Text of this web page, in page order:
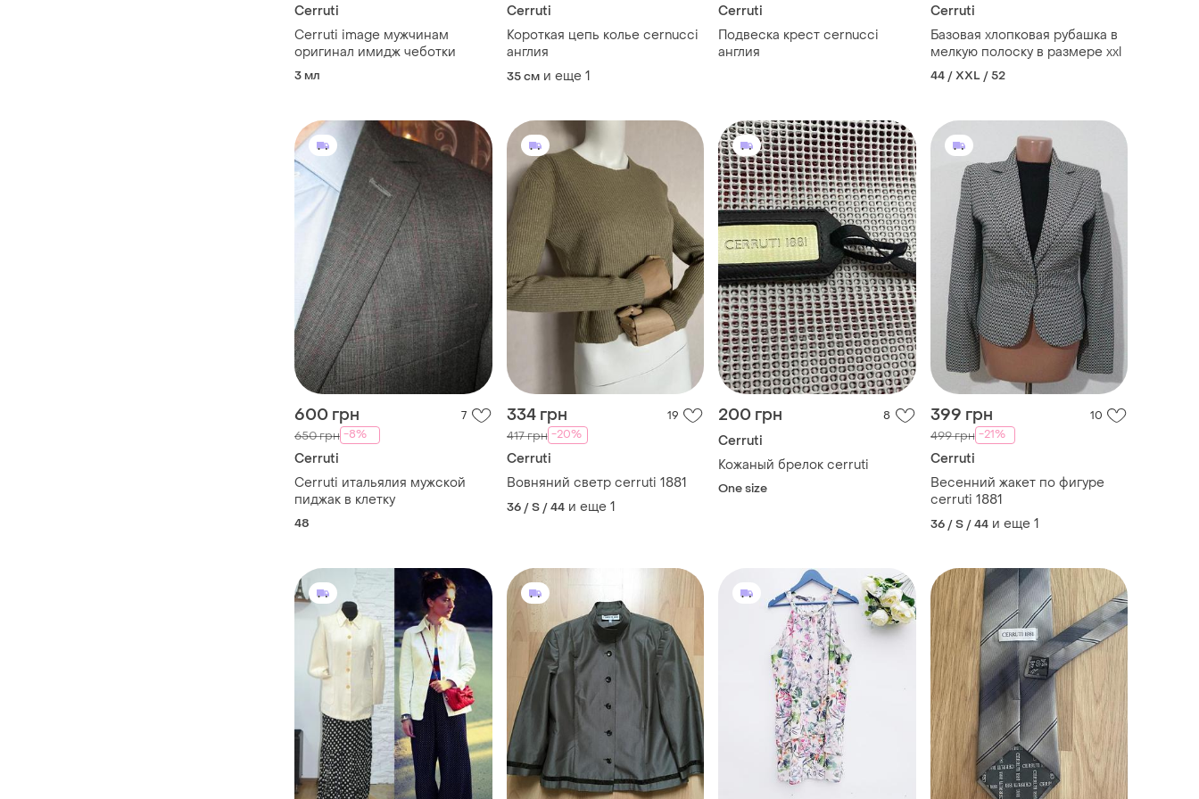
Cerruti
Cerruti image мужчинам
оригинал имидж чеботки
3 мл
Cerruti
Короткая цепь колье cernucci
англия
35 см и еще 1
Cerruti
Подвеска крест cernucci
англия
Cerruti
Базовая хлопковая рубашка в
мелкую полоску в размере xxl
44 / XXL / 52
600 грн 7
650 грн -8%
Cerruti
Cerruti итальялия мужской
пиджак в клетку
48
334 грн 19
417 грн -20%
Cerruti
Вовняний светр cerruti 1881
36 / S / 44 и еще 1
200 грн 8
Cerruti
Кожаный брелок cerruti
One size
399 грн 10
499 грн -21%
Cerruti
Весенний жакет по фигуре
cerruti 1881
36 / S / 44 и еще 1